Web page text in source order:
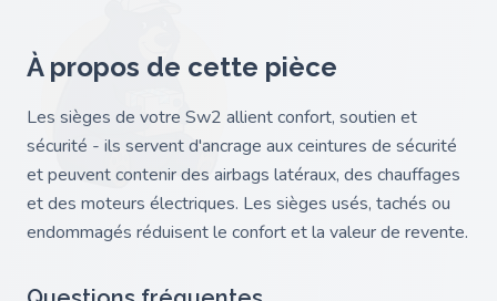
À propos de cette pièce
Les sièges de votre Sw2 allient confort, soutien et
sécurité - ils servent d'ancrage aux ceintures de sécurité
et peuvent contenir des airbags latéraux, des chauffages
et des moteurs électriques. Les sièges usés, tachés ou
endommagés réduisent le confort et la valeur de revente.